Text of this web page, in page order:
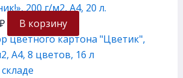
200 г/м2, А4, 20 л.
₽ В корзину